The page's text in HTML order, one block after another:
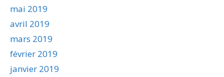
mai 2019
avril 2019
mars 2019
février 2019
janvier 2019